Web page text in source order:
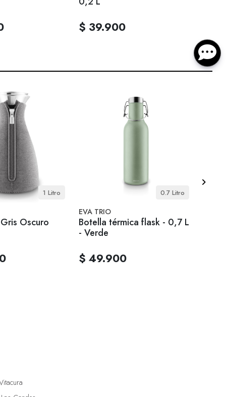
$ 39.900
1 Litro
Oscuro
0.7 Litro
EVA TRIO
Botella térmica flask - 0,7 L
- Verde
$ 49.900